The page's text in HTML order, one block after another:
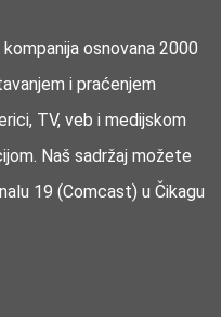
osnovana 2000
i praćenjem
TV, veb i medijskom
Naš sadržaj možete
19 (Comcast) u Čikagu